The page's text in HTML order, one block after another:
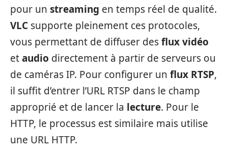
pour un streaming en temps réel de qualité.
VLC supporte pleinement ces protocoles,
vous permettant de diffuser desflux vidéo
etaudio directement à partir de serveurs ou
de caméras IP. Pour configurer un flux RTSP,
il suffit d’entrer l’URL RTSP dans le champ
approprié et de lancer la lecture. Pour le
HTTP, le processus est similaire mais utilise
une URL HTTP.